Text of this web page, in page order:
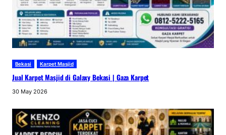
Bekasi Karpet Masjid
Jual Karpet Masjid di Galaxy Bekasi | Gaza Karpet
30 May 2026